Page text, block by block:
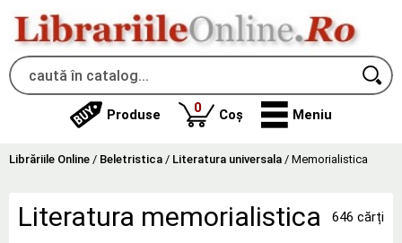
Produse 0produse
Coș Meniu
Librăriile Online / Beletristica / Literatura universala / Memorialistica
Literatura memorialistica 646 cărți